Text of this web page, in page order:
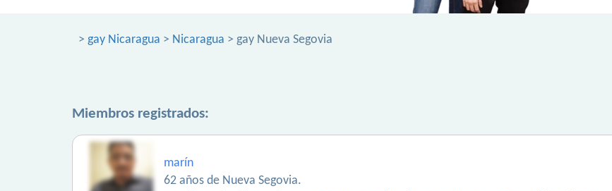
> gay Nicaragua > Nicaragua > gay Nueva Segovia
Miembros registrados:
marín
62 años de Nueva Segovia.